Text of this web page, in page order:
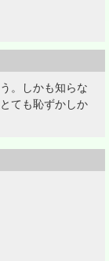
。しかも知らな
ても恥ずかしか